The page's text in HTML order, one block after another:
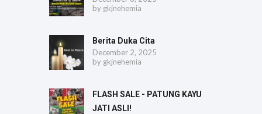
by gkjnehemia
Berita Duka Cita
December 2, 2025
by gkjnehemia
FLASH SALE - PATUNG KAYU
JATI ASLI!